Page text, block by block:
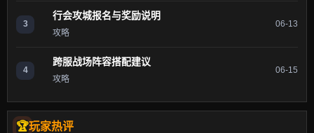
3
行会攻城报名与奖励说明
攻略
06-13
4
跨服战场阵容搭配建议
攻略
06-15
玩家热评